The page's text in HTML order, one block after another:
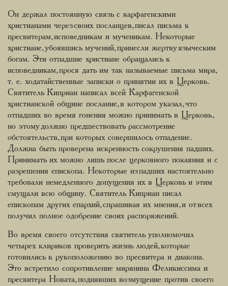
Он держал постоянную связь с карфагенскими
христианами через своих посланцев, писал письма к
пресвитерам, исповедникам и мученикам. Некоторые
христиане, убоявшись мучений, принесли жертву языческим
богам. Эти отпадшие христиане обращались к
исповедникам, прося дать им так называемые письма мира,
т. е. ходатайственные записки о принятии их в Церковь.
Святитель Киприан написал всей Карфагенской
христианской общине послание, в котором указал, что
отпадших во время гонения можно принимать в Церковь,
но этому должно предшествовать рассмотрение
обстоятельств, при которых совершилось отпадение.
Должна быть проверена искренность сокрушения падших.
Принимать их можно лишь после церковного покаяния и с
разрешения епископа. Некоторые из падших настоятельно
требовали немедленного допущения их в Церковь и этим
смущали всю общину. Святитель Киприан писал
епископам других епархий, спрашивая их мнения, и от всех
получил полное одобрение своих распоряжений.
Во время своего отсутствия святитель уполномочил
четырех клириков проверить жизнь людей, которые
готовились к рукоположению во пресвитера и диакона.
Это встретило сопротивление мирянина Феликиссима и
пресвитера Новата, поднявших возмущение против своего